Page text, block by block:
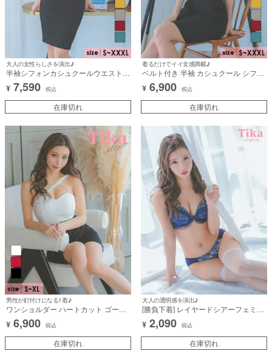
大人の女性らしさを演出♪
半袖シフォンカシュクールウエストベ
ルトタイト膝丈ドレス (Sサイズ～
XXXLサイズ) (みゆう/キャバドレス着
用)
¥ 7,590 税込
在庫切れ
着るだけでイイ女感満載♪
ベルト付き 半袖 カシュクール シフォ
ン タイト膝丈ドレス (Sサイズ～
XXXLサイズ) (みゆう/キャバドレス着
用)
¥ 6,900 税込
在庫切れ
男性が釘付けになる1着♪
ワンショルダー ハートカット ゴール
ドチェーン バイカラー ストレッチ バ
ストコード 谷間魅せ タイトミニドレ
ス (Sサイズ～XLサイズ) (みゆう/キャ
¥ 6,900 税込
在庫切れ
大人の透明感を演出♪
[勝負下着] レイヤードシアーフェミニ
ン刺繍脇高カップブラジャー＆ショー
ツ2点セット
¥ 2,090 税込
在庫切れ